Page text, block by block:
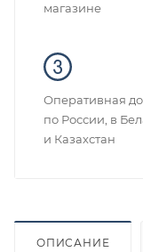
магазине
Оперативная
по России, в
и Казахстан
ОПИСАНИЕ